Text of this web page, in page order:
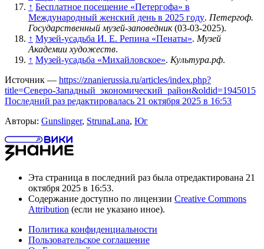
↑ Бесплатное посещение «Петергофа» в
Международный женский день в 2025 году. Петергоф.
Государственный музей-заповедник(03-03-2025).
↑ Музей-усадьба И. Е. Репина «Пенаты». Музей
Академии художеств.
↑ Музей-усадьба «Михайловское». Культура.рф.
Источник — https://znanierussia.ru/articles/index.php?
title=Северо-Западный_экономический_район&oldid=1945015
Последний раз редактировалась 21 октября 2025 в 16:53
Авторы: Gunslinger, StrunaLana, Юг
Эта страница в последний раз была отредактирована 21
октября 2025 в 16:53.
Содержание доступно по лицензии Creative Commons
Attribution (если не указано иное).
Политика конфиденциальности
Пользовательское соглашение